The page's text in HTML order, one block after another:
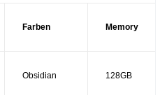
Farben Memory
Obsidian 128GB